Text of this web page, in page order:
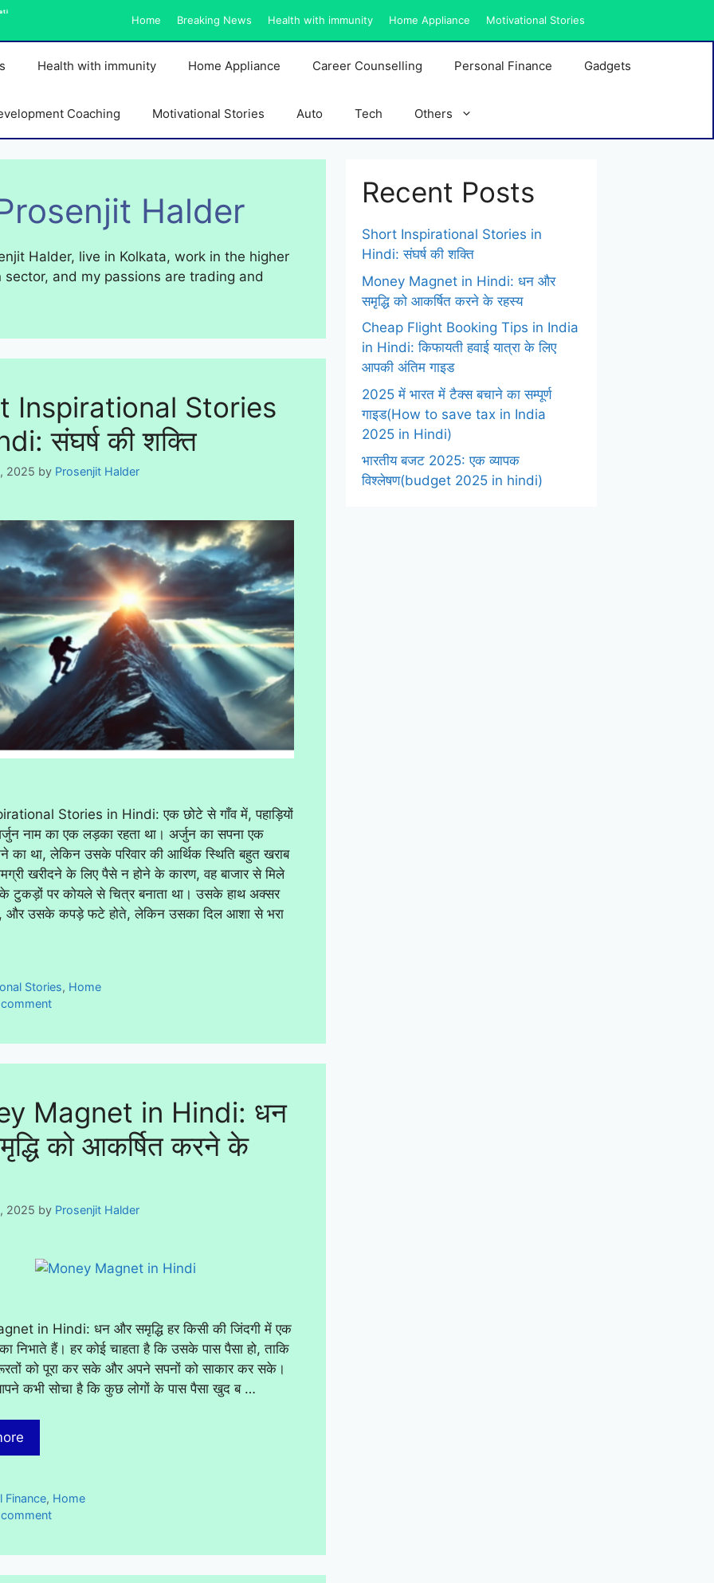
Home Breaking News Health with immunity Home Appliance Motivational Stories
Health with immunity Home Appliance Career Counselling Personal Finance Gadgets
Coaching Motivational Stories Auto Tech Others
Halder
Halder, live in Kolkata, work in the higher
sector, and my passions are trading and
Inspirational Stories
संघर्ष की शक्ति
2025 by Prosenjit Halder
Stories in Hindi: एक छोटे से गाँव में, पहाड़ियों
नाम का एक लड़का रहता था। अर्जुन का सपना एक
का था, लेकिन उसके परिवार की आर्थिक स्थिति बहुत खराब
खरीदने के लिए पैसे न होने के कारण, वह बाजार से मिले
टुकड़ों पर कोयले से चित्र बनाता था। उसके हाथ अक्सर
और उसके कपड़े फटे होते, लेकिन उसका दिल आशा से भरा
Stories, Home
Magnet in Hindi: धन
को आकर्षित करने के
2025 by Prosenjit Halder
in Hindi: धन और समृद्धि हर किसी की जिंदगी में एक
निभाते हैं। हर कोई चाहता है कि उसके पास पैसा हो, ताकि
को पूरा कर सके और अपने सपनों को साकार कर सके।
कभी सोचा है कि कुछ लोगों के पास पैसा खुद ब …
Finance, Home
Recent Posts
Short Inspirational Stories in
Hindi: संघर्ष की शक्ति
Money Magnet in Hindi: धन और
समृद्धि को आकर्षित करने के रहस्य
Cheap Flight Booking Tips in India
in Hindi: किफायती हवाई यात्रा के लिए
आपकी अंतिम गाइड
2025 में भारत में टैक्स बचाने का सम्पूर्ण
गाइड(How to save tax in India
2025 in Hindi)
भारतीय बजट 2025: एक व्यापक
विश्लेषण(budget 2025 in hindi)